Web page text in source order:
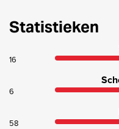
Statistieken
16
6
58